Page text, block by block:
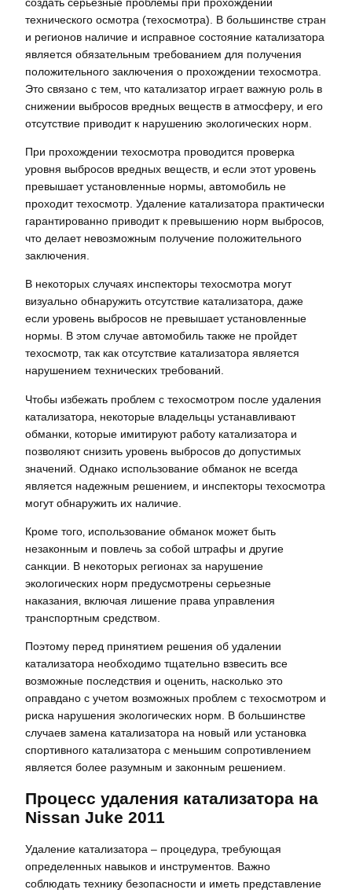
технического осмотра (техосмотра). В большинстве стран
и регионов наличие и исправное состояние катализатора
является обязательным требованием для получения
положительного заключения о прохождении техосмотра.
Это связано с тем‚ что катализатор играет важную роль в
снижении выбросов вредных веществ в атмосферу‚ и его
отсутствие приводит к нарушению экологических норм.
При прохождении техосмотра проводится проверка
уровня выбросов вредных веществ‚ и если этот уровень
превышает установленные нормы‚ автомобиль не
проходит техосмотр. Удаление катализатора практически
гарантированно приводит к превышению норм выбросов‚
что делает невозможным получение положительного
заключения.
В некоторых случаях инспекторы техосмотра могут
визуально обнаружить отсутствие катализатора‚ даже
если уровень выбросов не превышает установленные
нормы. В этом случае автомобиль также не пройдет
техосмотр‚ так как отсутствие катализатора является
нарушением технических требований.
Чтобы избежать проблем с техосмотром после удаления
катализатора‚ некоторые владельцы устанавливают
обманки‚ которые имитируют работу катализатора и
позволяют снизить уровень выбросов до допустимых
значений. Однако использование обманок не всегда
является надежным решением‚ и инспекторы техосмотра
могут обнаружить их наличие.
Кроме того‚ использование обманок может быть
незаконным и повлечь за собой штрафы и другие
санкции. В некоторых регионах за нарушение
экологических норм предусмотрены серьезные
наказания‚ включая лишение права управления
транспортным средством.
Поэтому перед принятием решения об удалении
катализатора необходимо тщательно взвесить все
возможные последствия и оценить‚ насколько это
оправдано с учетом возможных проблем с техосмотром и
риска нарушения экологических норм. В большинстве
случаев замена катализатора на новый или установка
спортивного катализатора с меньшим сопротивлением
является более разумным и законным решением.
Процесс удаления катализатора на
Nissan Juke 2011
Удаление катализатора – процедура‚ требующая
определенных навыков и инструментов. Важно
соблюдать технику безопасности и иметь представление